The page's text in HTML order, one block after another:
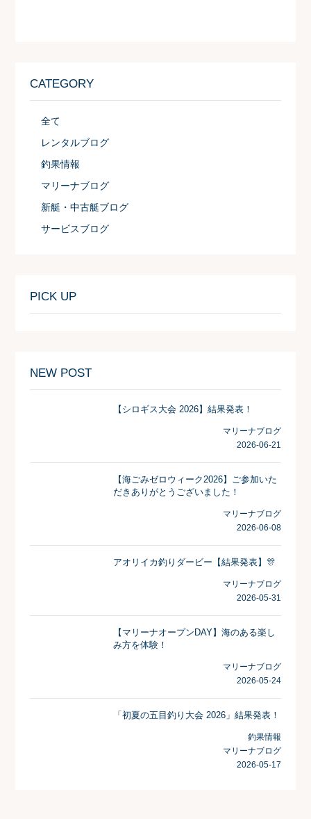
CATEGORY
全て
レンタルブログ
釣果情報
マリーナブログ
新艇・中古艇ブログ
サービスブログ
PICK UP
NEW POST
【シロギス大会 2026】結果発表！
マリーナブログ
2026-06-21
【海ごみゼロウィーク2026】ご参加いた
だきありがとうございました！
マリーナブログ
2026-06-08
アオリイカ釣りダービー【結果発表】🎊
マリーナブログ
2026-05-31
【マリーナオープンDAY】海のある楽し
み方を体験！
マリーナブログ
2026-05-24
「初夏の五目釣り大会 2026」結果発表！
釣果情報
マリーナブログ
2026-05-17